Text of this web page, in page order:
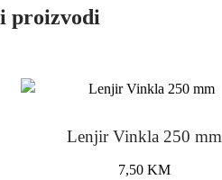
proizvodi
Lenjir Vinkla 250 mm
7,50 KM